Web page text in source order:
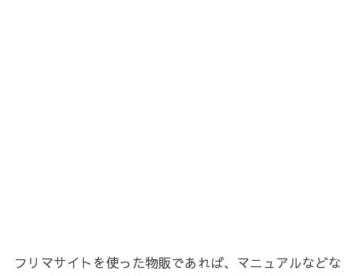
フリマサイトを使った物販であれば、マニュアルなどな